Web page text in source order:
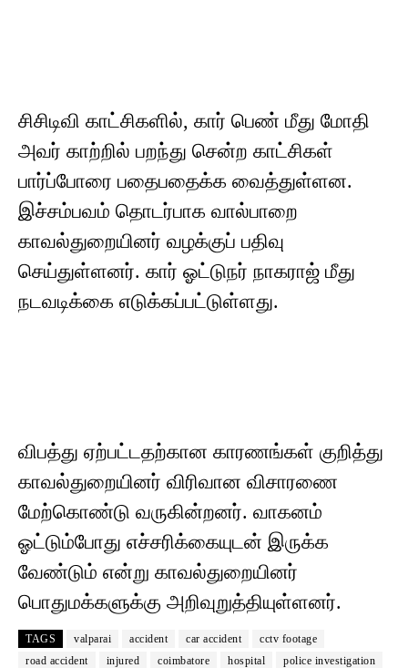
சிசிடிவி காட்சிகளில், கார் பெண் மீது மோதி
அவர் காற்றில் பறந்து சென்ற காட்சிகள்
பார்ப்போரை பதைபதைக்க வைத்துள்ளன.
இச்சம்பவம் தொடர்பாக வால்பாறை
காவல்துறையினர் வழக்குப் பதிவு
செய்துள்ளனர். கார் ஓட்டுநர் நாகராஜ் மீது
நடவடிக்கை எடுக்கப்பட்டுள்ளது.
விபத்து ஏற்பட்டதற்கான காரணங்கள் குறித்து
காவல்துறையினர் விரிவான விசாரணை
மேற்கொண்டு வருகின்றனர். வாகனம்
ஓட்டும்போது எச்சரிக்கையுடன் இருக்க
வேண்டும் என்று காவல்துறையினர்
பொதுமக்களுக்கு அறிவுறுத்தியுள்ளனர்.
TAGS valparai accident car accident
cctv footage
road accident
injured coimbatore hospital police investigation